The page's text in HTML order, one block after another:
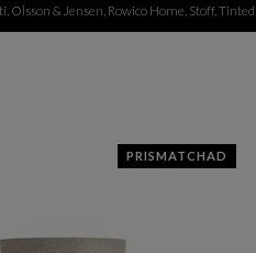
& Jensen, Rowico Home, Stoff, Tinted
PRISMATCHAD